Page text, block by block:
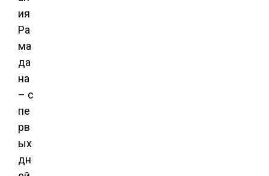
ия
Ра
ма
да
на
– с
пе
рв
ых
дн